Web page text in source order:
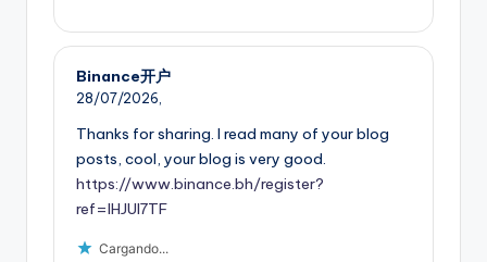
Binance开户
28/07/2026,
Thanks for sharing. I read many of your blog
posts, cool, your blog is very good.
https://www.binance.bh/register?
ref=IHJUI7TF
Cargando...